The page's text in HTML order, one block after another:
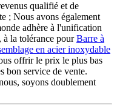
qualifié et de
; Nous avons également
adhère à l'unification
à la tolérance pourBarre à
en acier inoxydable
offrir le prix le plus bas
bon service de vente.
soyons doublement